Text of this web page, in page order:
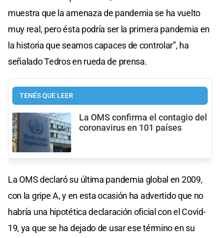
muestra que la amenaza de pandemia se ha vuelto
muy real, pero ésta podría ser la primera pandemia en
la historia que seamos capaces de controlar”, ha
señalado Tedros en rueda de prensa.
TENÉS QUE LEER
La OMS confirma el contagio del
coronavirus en 101 países
La OMS declaró su última pandemia global en 2009,
con la gripe A, y en esta ocasión ha advertido que no
habría una hipotética declaración oficial con el Covid-
19, ya que se ha dejado de usar ese término en su